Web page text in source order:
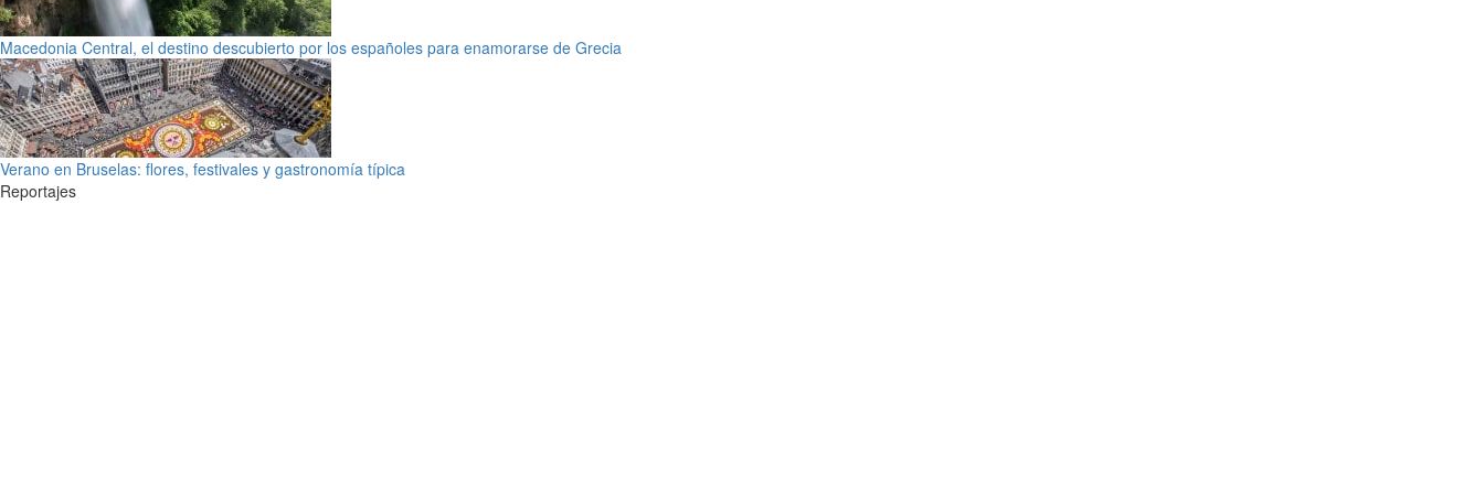
Macedonia Central, el destino descubierto por los españoles para enamorarse de Grecia
Verano en Bruselas: flores, festivales y gastronomía típica
Reportajes